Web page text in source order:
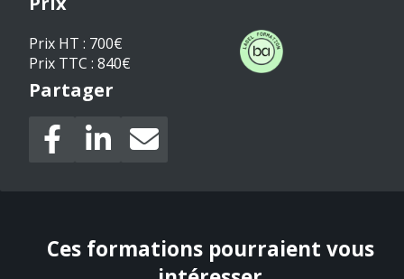
Prix HT : 700€
Prix TTC : 840€
Partager
Ces formations pourraient vous